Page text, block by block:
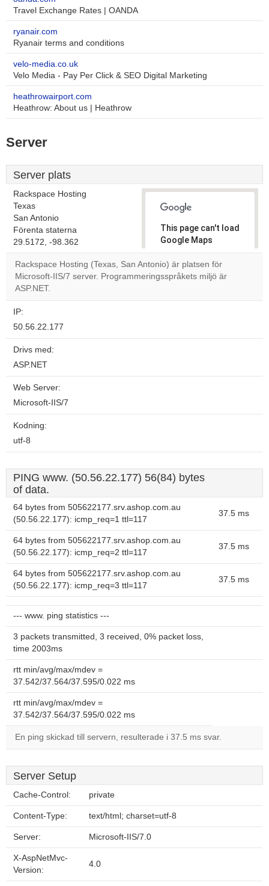
Travel Exchange Rates | OANDA
ryanair.com
Ryanair terms and conditions
velo-media.co.uk
Velo Media - Pay Per Click & SEO Digital Marketing
heathrowairport.com
Heathrow: About us | Heathrow
Server
Server plats
Rackspace Hosting
Texas
San Antonio
Förenta staterna
29.5172, -98.362
This page can't load
Google Maps
correctly.
Do you
Rackspace Hosting (Texas, San Antonio) är platsen för
Microsoft-IIS/7 server. Programmeringsspråkets miljö är
ASP.NET.
IP:
50.56.22.177
Drivs med:
ASP.NET
Web Server:
Microsoft-IIS/7
Kodning:
utf-8
PING www. (50.56.22.177) 56(84) bytes
of data.
64 bytes from 505622177.srv.ashop.com.au
(50.56.22.177): icmp_req=1 ttl=117
37.5 ms
64 bytes from 505622177.srv.ashop.com.au
(50.56.22.177): icmp_req=2 ttl=117
37.5 ms
64 bytes from 505622177.srv.ashop.com.au
(50.56.22.177): icmp_req=3 ttl=117
37.5 ms
--- www. ping statistics ---
3 packets transmitted, 3 received, 0% packet loss,
time 2003ms
rtt min/avg/max/mdev =
37.542/37.564/37.595/0.022 ms
rtt min/avg/max/mdev =
37.542/37.564/37.595/0.022 ms
En ping skickad till servern, resulterade i 37.5 ms svar.
Server Setup
Cache-Control: private
Content-Type: text/html; charset=utf-8
Server: Microsoft-IIS/7.0
X-AspNetMvc-
Version:
4.0